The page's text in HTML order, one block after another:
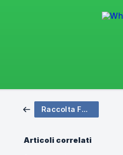
Raccolta Fondi
Articoli correlati